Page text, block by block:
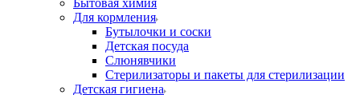
Бытовая химия
Для кормления
Бутылочки и соски
Детская посуда
Слюнявчики
Стерилизаторы и пакеты для стерилизации
Детская гигиена